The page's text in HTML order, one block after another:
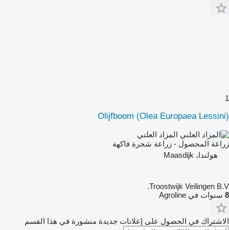
1
Olijfboom (Olea Europaea Lessini)
المزاد العلني
زراعة المحصول - زراعة شجرة فاكهة
هولندا، Maasdijk
Troostwijk Veilingen B.V.
8 سنوات في Agroline
الاشتراك في الحصول على إعلانات جديدة منشورة في هذا القسم